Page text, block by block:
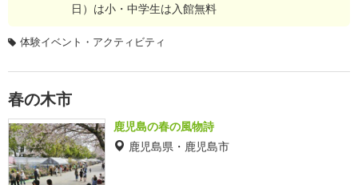
日）は小・中学生は入館無料
体験イベント・アクティビティ
春の木市
鹿児島の春の風物詩
鹿児島県・鹿児島市